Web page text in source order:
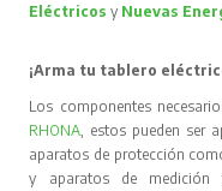
Eléctricos y Nuevas
¡Arma tu tablero
Los componentes
RHONA , estos pueden ser
aparatos de protección
y aparatos de medición